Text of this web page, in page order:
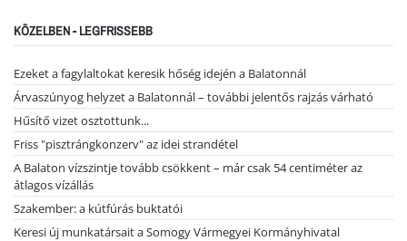
KÖZELBEN - LEGFRISSEBB
Ezeket a fagylaltokat keresik hőség idején a Balatonnál
Árvaszúnyog helyzet a Balatonnál – további jelentős rajzás várható
Hűsítő vizet osztottunk...
Friss "pisztrángkonzerv" az idei strandétel
A Balaton vízszintje tovább csökkent – már csak 54 centiméter az
átlagos vízállás
Szakember: a kútfúrás buktatói
Keresi új munkatársait a Somogy Vármegyei Kormányhivatal